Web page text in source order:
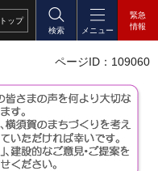
トップ
検索
メニュー
緊急
情報
ページID：109060